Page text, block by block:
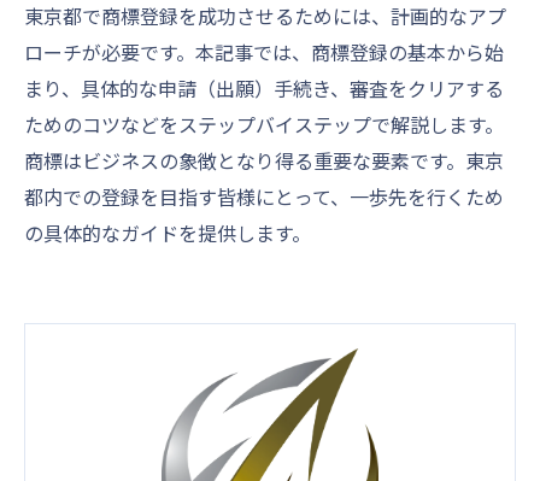
東京都で商標登録を成功させるためには、計画的なアプ
ローチが必要です。本記事では、商標登録の基本から始
まり、具体的な申請（出願）手続き、審査をクリアする
ためのコツなどをステップバイステップで解説します。
商標はビジネスの象徴となり得る重要な要素です。東京
都内での登録を目指す皆様にとって、一歩先を行くため
の具体的なガイドを提供します。